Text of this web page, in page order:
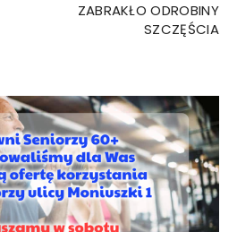
ZABRAKŁO ODROBINY
SZCZĘŚCIA